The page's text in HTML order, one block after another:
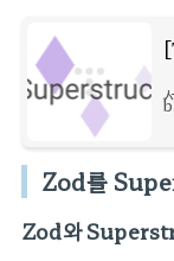
Zod를
Zod와